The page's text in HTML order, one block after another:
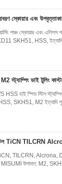
স্কোয়ার এবং উপবৃত্তাকার
পাঞ্চ স্কোয়ার এবং
SKH51, HSS,
স্ট্যাম্পিং ডাই টুলিং
HSS হাই স্পিড স্টিল
SKH51, M2 ইত্যাদি
TiCN TILCRN
TILCRN, Alcrona, DLC,
উপাদান: M2,